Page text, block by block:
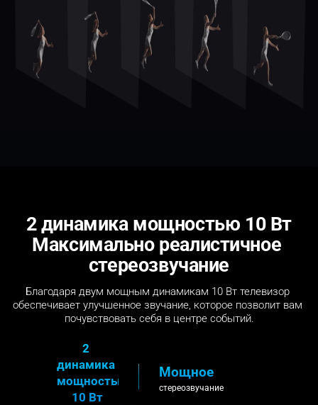
2 динамика мощностью 10 Вт
Максимально реалистичное
стереозвучание
Благодаря двум мощным динамикам 10 Вт телевизор
обеспечивает улучшенное звучание, которое позволит вам
почувствовать себя в центре событий.
2
динамика
мощностью
10 Вт
Мощное
стереозвучание